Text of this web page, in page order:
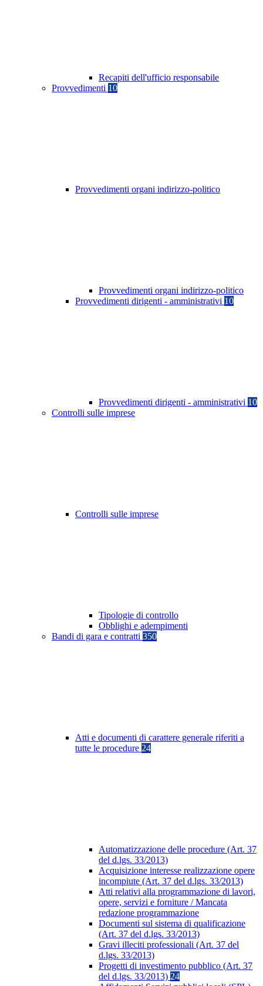
Recapiti dell'ufficio responsabile
Provvedimenti 10
Provvedimenti organi indirizzo-politico
Provvedimenti organi indirizzo-politico
Provvedimenti dirigenti - amministrativi 10
Provvedimenti dirigenti - amministrativi 10
Controlli sulle imprese
Controlli sulle imprese
Tipologie di controllo
Obblighi e adempimenti
Bandi di gara e contratti 350
Atti e documenti di carattere generale riferiti a
tutte le procedure 24
Automatizzazione delle procedure (Art. 37
del d.lgs. 33/2013)
Acquisizione interesse realizzazione opere
incompiute (Art. 37 del d.lgs. 33/2013)
Atti relativi alla programmazione di lavori,
opere, servizi e forniture / Mancata
redazione programmazione
Documenti sul sistema di qualificazione
(Art. 37 del d.lgs. 33/2013)
Gravi illeciti professionali (Art. 37 del
d.lgs. 33/2013)
Progetti di investimento pubblico (Art. 37
del d.lgs. 33/2013) 24